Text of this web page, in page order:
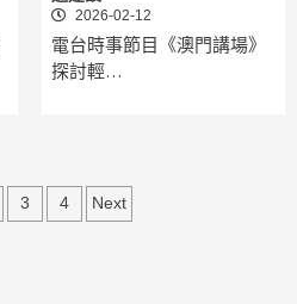
2026-02-12
電台時事節目《澳門講場》
探討輕…
3 4 Next